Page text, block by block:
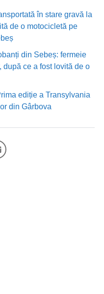
în stare gravă la
de o motocicletă pe
din Sebeș: fermeie
după ce a fost lovită de o
ediție a Transylvania
din Gârbova